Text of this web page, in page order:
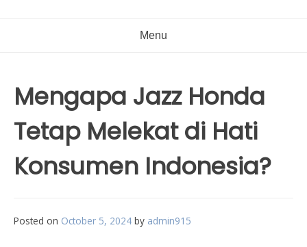
Menu
Mengapa Jazz Honda
Tetap Melekat di Hati
Konsumen Indonesia?
Posted on October 5, 2024 by admin915